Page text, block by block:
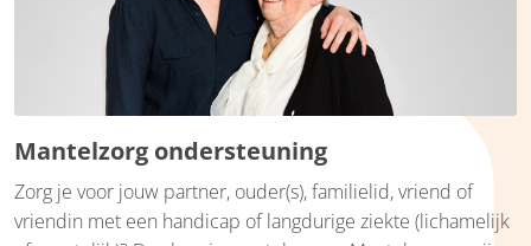
Mantelzorg ondersteuning
Zorg je voor jouw partner, ouder(s), familielid, vriend of
vriendin met een handicap of langdurige ziekte (lichamelijk